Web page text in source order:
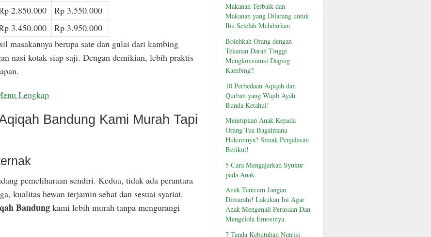
2.850.000
Rp 3.550.000
3.450.000
Rp 3.950.000
masakannya berupa sate dan gulai dari kambing
nasi kotak siap saji. Dengan demikian, lebih praktis
Lengkap
Bandung Kami Murah Tapi
pemeliharaan sendiri. Kedua, tidak ada perantara
kualitas hewan terjamin sehat dan sesuai syariat.
Bandungkami lebih murah tanpa mengurangi
Makanan Terbaik dan
Makanan yang Dilarang untuk
Ibu Setelah Melahirkan
Bolehkah Orang dengan
Tekanan Darah Tinggi
Mengkonsumsi Daging
Kambing?
10 Perbedaan Aqiqah dan
Qurban yang Wajib Ayah
Bunda Ketahui!
Menitipkan Anak Kepada
Orang Tua Bagaimana
Hukumnya? Simak Penjelasan
Berikut!
5 Cara Mengajarkan Syukur
pada Anak
Anak Tantrum Jangan
Dimarahi! Lakukan Ini Agar
Anak Mengenali Perasaan Dan
Mengelola Emosinya
7 Tanda Kebutuhan Nutrisi